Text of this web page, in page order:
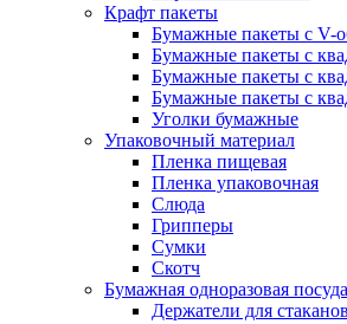
Крафт пакеты
Бумажные пакеты с V-
Бумажные пакеты с
Бумажные пакеты с
Бумажные пакеты с
Уголки бумажные
Упаковочный материал
Пленка пищевая
Пленка упаковочная
Слюда
Грипперы
Сумки
Скотч
Бумажная одноразовая
Держатели для